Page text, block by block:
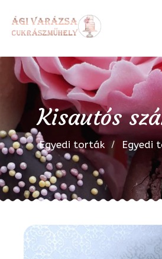
Kisautós
Egyedi torták Egyedi